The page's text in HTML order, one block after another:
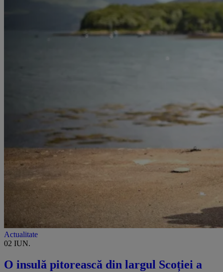
Actualitate
02 IUN.
O insulă pitorească din largul Scoției a